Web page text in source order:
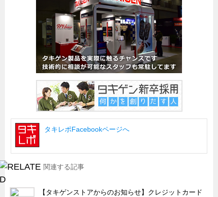
連載
営業、丸ごとフカボリ
新製品開発最前線
Before After
旬の野菜とタキゲン製品
PICK UP NEWS
ポンチ絵の基礎と描き方
図面の見方・書き方
瀧源点回帰
タキレポFacebookページへ
関連する記事
【タキゲンストアからのお知らせ】クレジットカード